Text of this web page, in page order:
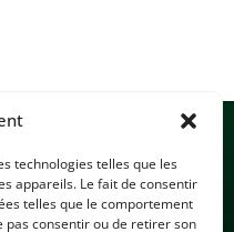
technologies telles que les
appareils. Le fait de consentir
telles que le comportement
pas consentir ou de retirer son